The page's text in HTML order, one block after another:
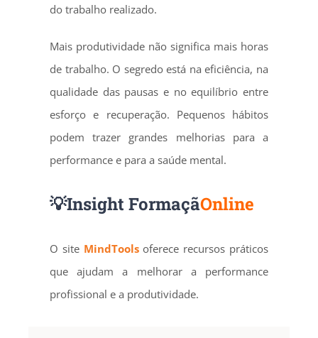
do trabalho realizado.
Mais produtividade não significa mais horas
de trabalho. O segredo está na eficiência, na
qualidade das pausas e no equilíbrio entre
esforço e recuperação. Pequenos hábitos
podem trazer grandes melhorias para a
performance e para a saúde mental.
💡Insight FormaçãOnline
O site MindToolsoferece recursos práticos
que ajudam a melhorar a performance
profissional e a produtividade.